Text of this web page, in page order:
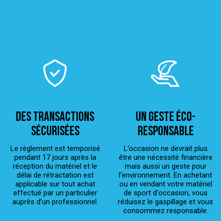
Des transactions
sécurisées
Le règlement est temporisé
pendant 17 jours après la
réception du matériel et le
délai de rétractation est
applicable sur tout achat
effectué par un particulier
auprès d’un professionnel.
Un geste éco-
responsable
L’occasion ne devrait plus
être une nécessité financière
mais aussi un geste pour
l’environnement. En achetant
ou en vendant votre matériel
de sport d'occasion, vous
réduisez le gaspillage et vous
consommez responsable.